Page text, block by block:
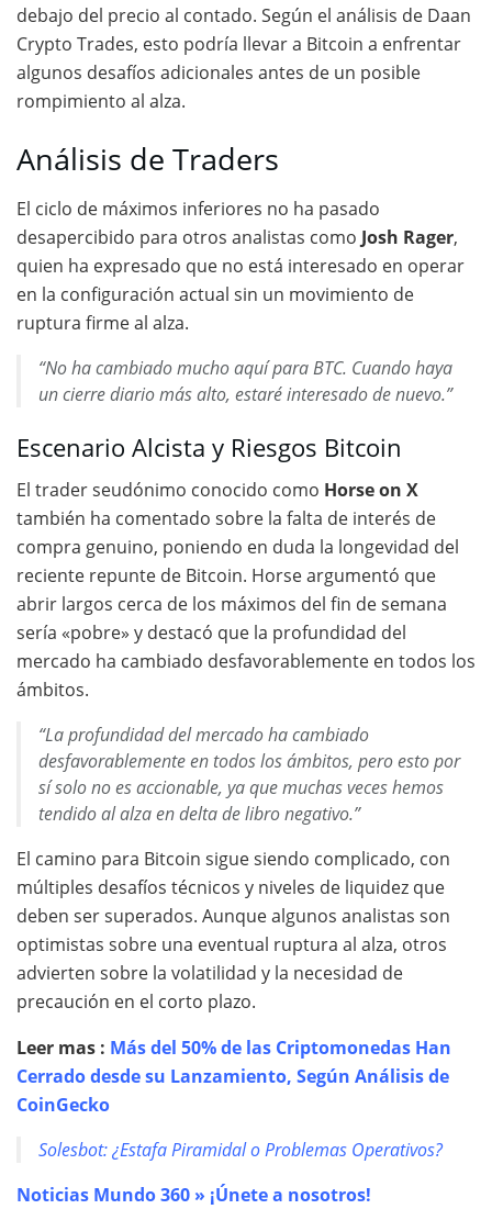
debajo del precio al contado. Según el análisis de Daan
Crypto Trades, esto podría llevar a Bitcoin a enfrentar
algunos desafíos adicionales antes de un posible
rompimiento al alza.
Análisis de Traders
El ciclo de máximos inferiores no ha pasado
desapercibido para otros analistas como Josh Rager,
quien ha expresado que no está interesado en operar
en la configuración actual sin un movimiento de
ruptura firme al alza.
“No ha cambiado mucho aquí para BTC. Cuando haya
un cierre diario más alto, estaré interesado de nuevo.”
Escenario Alcista y Riesgos Bitcoin
El trader seudónimo conocido como Horse on X
también ha comentado sobre la falta de interés de
compra genuino, poniendo en duda la longevidad del
reciente repunte de Bitcoin. Horse argumentó que
abrir largos cerca de los máximos del fin de semana
sería «pobre» y destacó que la profundidad del
mercado ha cambiado desfavorablemente en todos los
ámbitos.
“La profundidad del mercado ha cambiado
desfavorablemente en todos los ámbitos, pero esto por
sí solo no es accionable, ya que muchas veces hemos
tendido al alza en delta de libro negativo.”
El camino para Bitcoin sigue siendo complicado, con
múltiples desafíos técnicos y niveles de liquidez que
deben ser superados. Aunque algunos analistas son
optimistas sobre una eventual ruptura al alza, otros
advierten sobre la volatilidad y la necesidad de
precaución en el corto plazo.
Leer mas : Más del 50% de las Criptomonedas Han
Cerrado desde su Lanzamiento, Según Análisis de
CoinGecko
Solesbot: ¿Estafa Piramidal o Problemas Operativos?
Noticias Mundo 360 » ¡Únete a nosotros!